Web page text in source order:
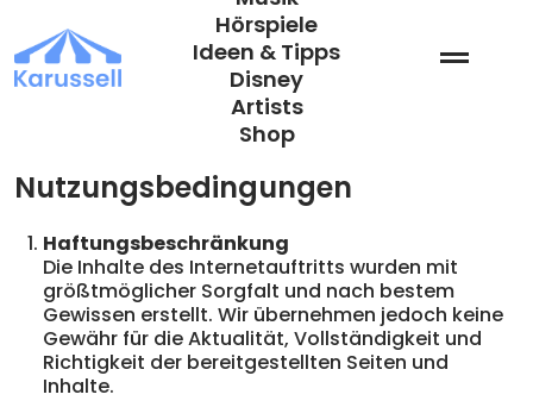
Inhalt
springen
Hörspiele
Ideen & Tipps
Disney
Artists
Shop
Nutzungsbedingungen
Haftungsbeschränkung
Die Inhalte des Internetauftritts wurden mit
größtmöglicher Sorgfalt und nach bestem
Gewissen erstellt. Wir übernehmen jedoch keine
Gewähr für die Aktualität, Vollständigkeit und
Richtigkeit der bereitgestellten Seiten und
Inhalte.